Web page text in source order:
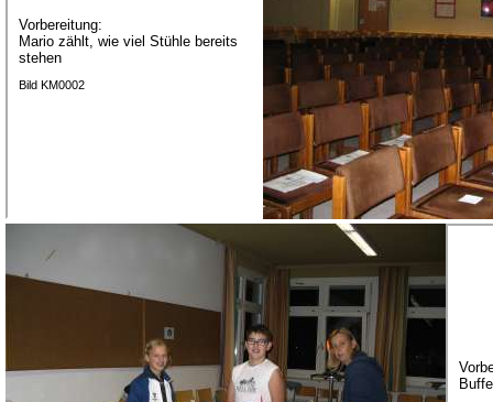
Vorbereitung:
Mario zählt, wie viel Stühle bereits
stehen
Bild KM0002